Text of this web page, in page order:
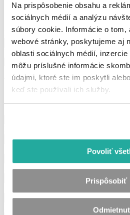
Na prispôsobenie obsahu a
sociálnych médií a analýzu
súbory cookie. Informácie o tom,
webové stránky, poskytujeme aj
oblasti sociálnych médií,
môžu príslušné informácie
údajmi, ktoré ste im poskytli
keď ste používali ich služby.
Povoliť
Prispôsobiť
Krajina
Dátum narodenia(Povinné)
DD
bodka
MM
bodka
RRRR
Vaše najvyššie dosiahnuté vzdelanie
Vaše pracovné skúsenosti
Zamestnávateľ